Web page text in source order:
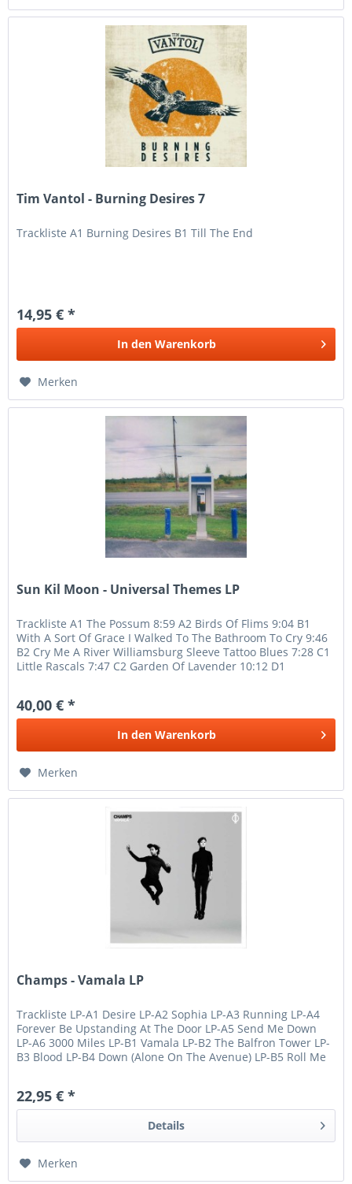
Tim Vantol - Burning Desires 7
Trackliste A1 Burning Desires B1 Till The End
14,95 € *
In den Warenkorb
Merken
Sun Kil Moon - Universal Themes LP
Trackliste A1 The Possum 8:59 A2 Birds Of Flims 9:04 B1
With A Sort Of Grace I Walked To The Bathroom To Cry 9:46
B2 Cry Me A River Williamsburg Sleeve Tattoo Blues 7:28 C1
Little Rascals 7:47 C2 Garden Of Lavender 10:12 D1
40,00 € *
In den Warenkorb
Merken
Champs - Vamala LP
Trackliste LP-A1 Desire LP-A2 Sophia LP-A3 Running LP-A4
Forever Be Upstanding At The Door LP-A5 Send Me Down
LP-A6 3000 Miles LP-B1 Vamala LP-B2 The Balfron Tower LP-
B3 Blood LP-B4 Down (Alone On The Avenue) LP-B5 Roll Me
22,95 € *
Details
Merken